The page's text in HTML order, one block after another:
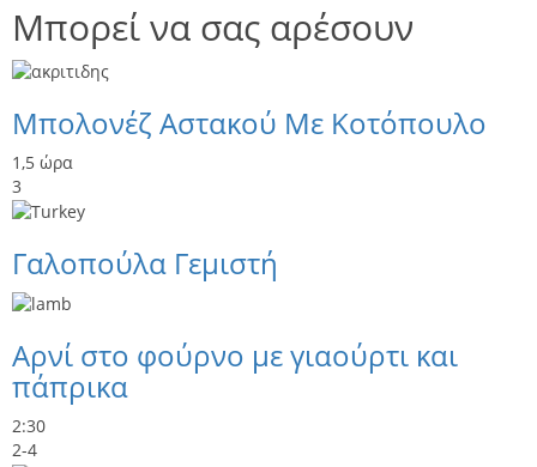
Μπορεί να σας αρέσουν
Μπολονέζ Αστακού Με Κοτόπουλο
1,5 ώρα
3
Γαλοπούλα Γεμιστή
Αρνί στο φούρνο με γιαούρτι και
πάπρικα
2:30
2-4